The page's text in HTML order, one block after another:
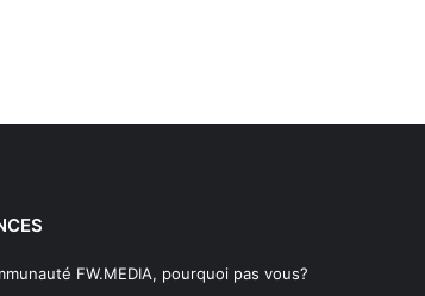
FW.MEDIA, pourquoi pas vous?